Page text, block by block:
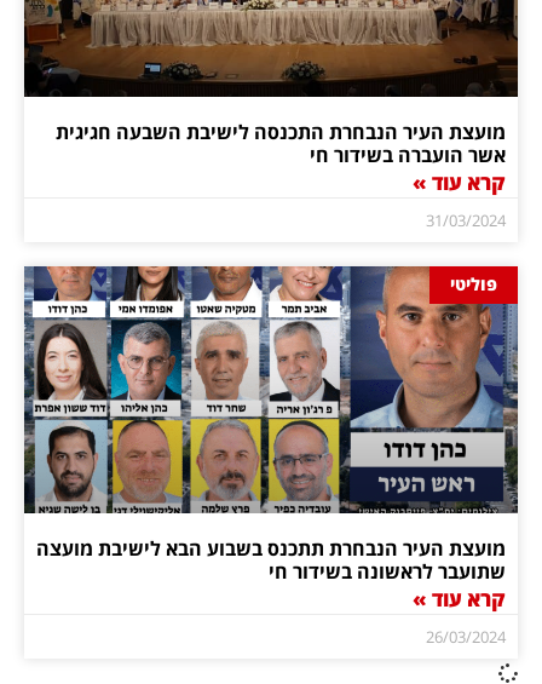
מועצת העיר הנבחרת התכנסה לישיבת השבעה חגיגית
אשר הועברה בשידור חי
קרא עוד »
31/03/2024
פוליטי
מועצת העיר הנבחרת תתכנס בשבוע הבא לישיבת מועצה
שתועבר לראשונה בשידור חי
קרא עוד »
26/03/2024